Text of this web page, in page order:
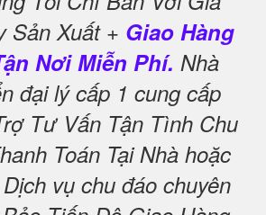
Sản Xuất + Giao Hàng
Nơi Miễn Phí. Nhà
đại lý cấp 1 cung cấp
Tư Vấn Tận Tình Chu
Toán Tại Nhà hoặc
vụ chu đáo chuyên